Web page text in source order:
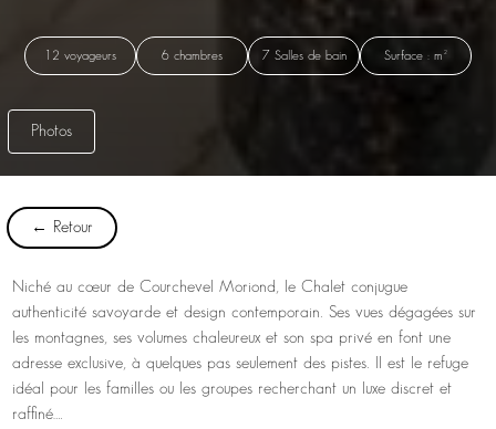
12 voyageurs 6 chambres 7 Salles de bain Surface : m²
Photos
← Retour
Niché au cœur de Courchevel Moriond, le Chalet conjugue
authenticité savoyarde et design contemporain. Ses vues dégagées sur
les montagnes, ses volumes chaleureux et son spa privé en font une
adresse exclusive, à quelques pas seulement des pistes. Il est le refuge
idéal pour les familles ou les groupes recherchant un luxe discret et
raffiné….